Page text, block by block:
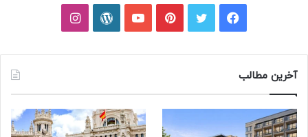
فیسبوکتوییترپینتریستیوتیوبوردپرساینستاگرام
آخرین مطالب